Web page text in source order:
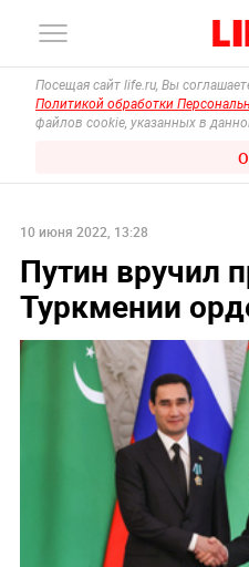
Посещая сайт life.ru, Вы
Политикой обработки
файлов cookie, указанных в
10 июня 2022, 13:28
Путин вручил
Туркмении